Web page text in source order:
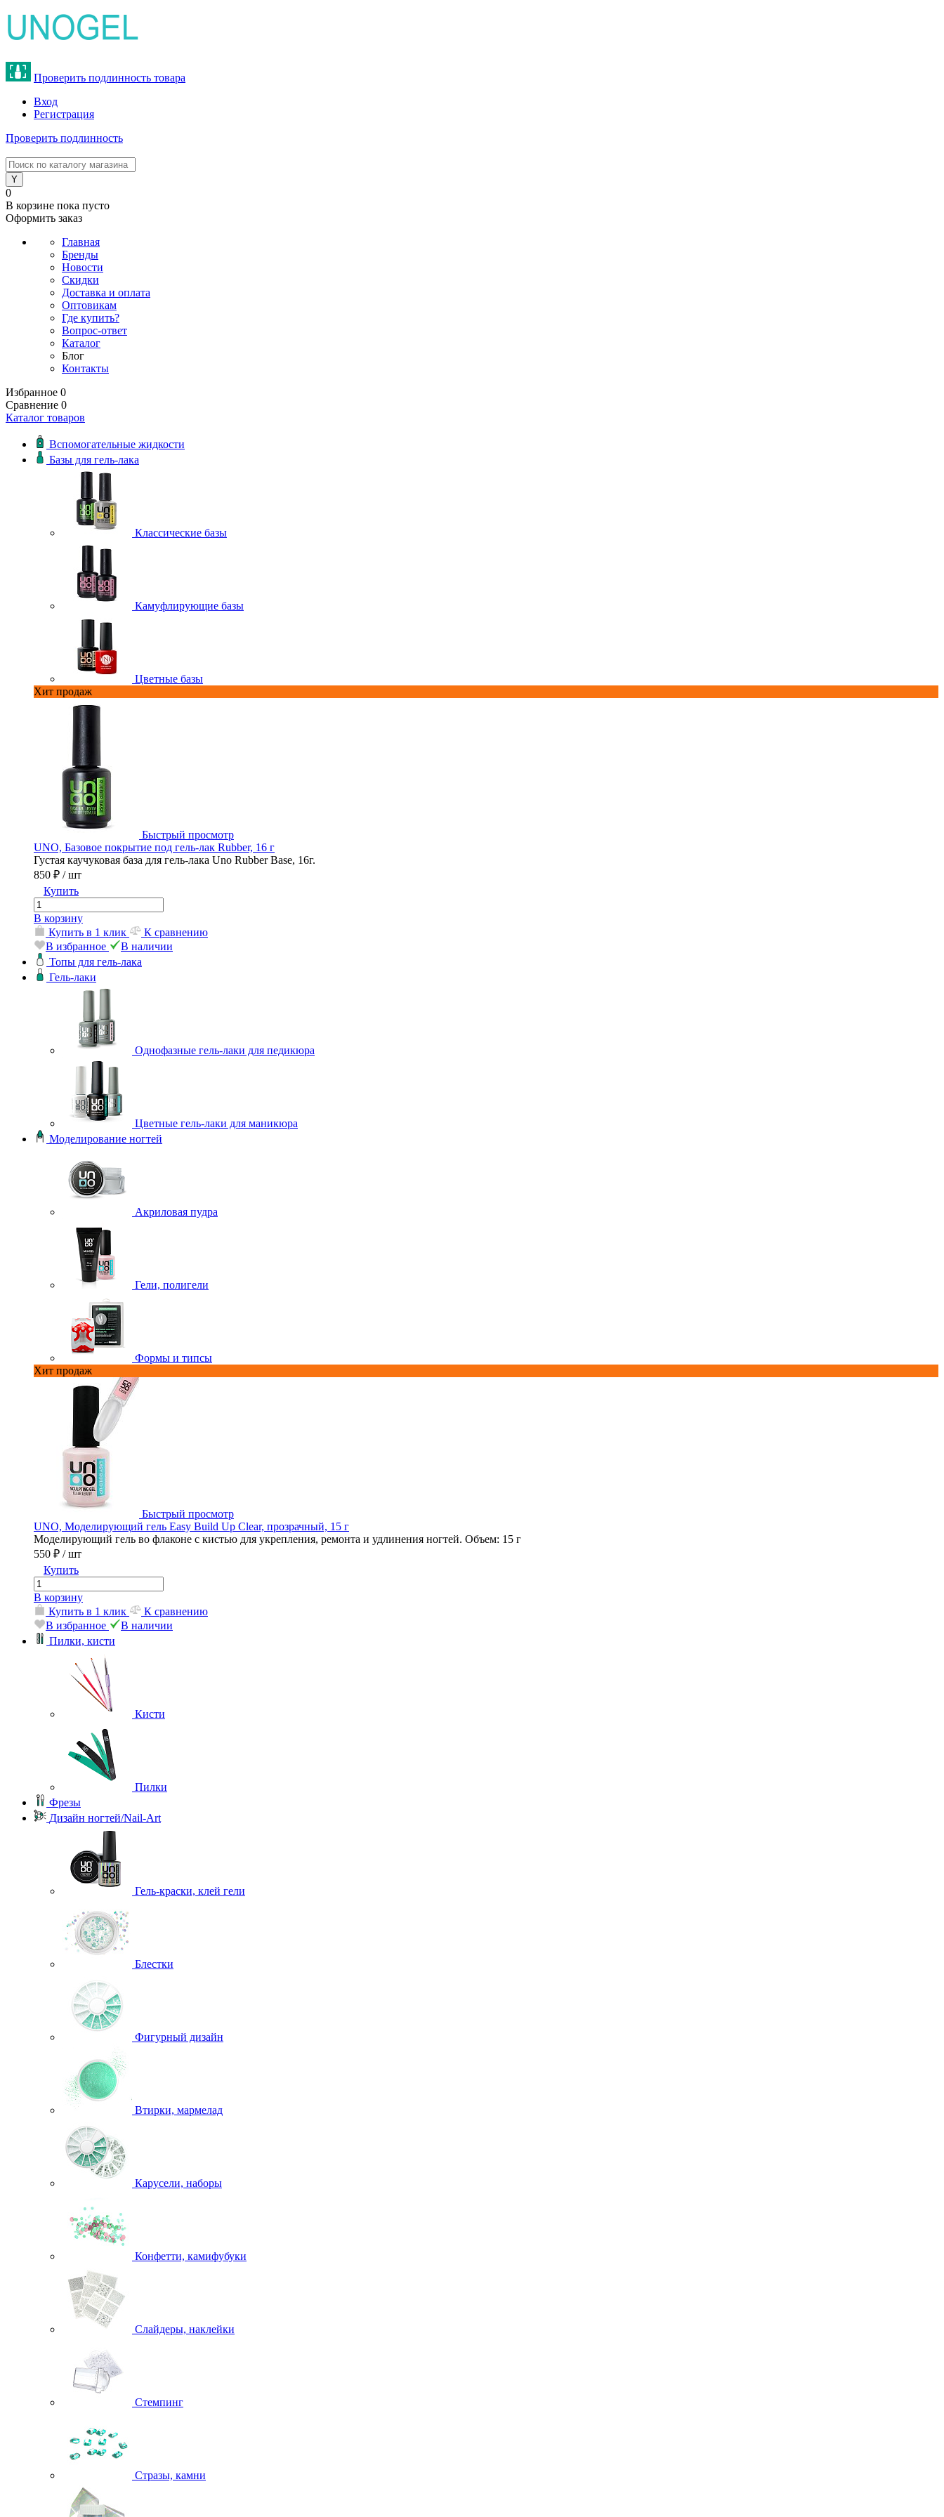
Проверить подлинность товара
Вход
Регистрация
Проверить подлинность
0
В корзине пока пусто
Оформить заказ
Главная
Бренды
Новости
Скидки
Доставка и оплата
Оптовикам
Где купить?
Вопрос-ответ
Каталог
Блог
Контакты
Избранное 0
Сравнение 0
Каталог товаров
Вспомогательные жидкости
Базы для гель-лака
Классические базы
Камуфлирующие базы
Цветные базы
Хит продаж
Быстрый просмотр
UNO, Базовое покрытие под гель-лак Rubber, 16 г
Густая каучуковая база для гель-лака Uno Rubber Base, 16г.
850 ₽ / шт
Купить
В корзину
Купить в 1 клик
К сравнению
В избранное
В наличии
Топы для гель-лака
Гель-лаки
Однофазные гель-лаки для педикюра
Цветные гель-лаки для маникюра
Моделирование ногтей
Акриловая пудра
Гели, полигели
Формы и типсы
Хит продаж
Быстрый просмотр
UNO, Моделирующий гель Easy Build Up Clear, прозрачный, 15 г
Моделирующий гель во флаконе с кистью для укрепления, ремонта и удлинения ногтей. Объем: 15 г
550 ₽ / шт
Купить
В корзину
Купить в 1 клик
К сравнению
В избранное
В наличии
Пилки, кисти
Кисти
Пилки
Фрезы
Дизайн ногтей/Nail-Art
Гель-краски, клей гели
Блестки
Фигурный дизайн
Втирки, мармелад
Карусели, наборы
Конфетти, камифубуки
Слайдеры, наклейки
Стемпинг
Стразы, камни